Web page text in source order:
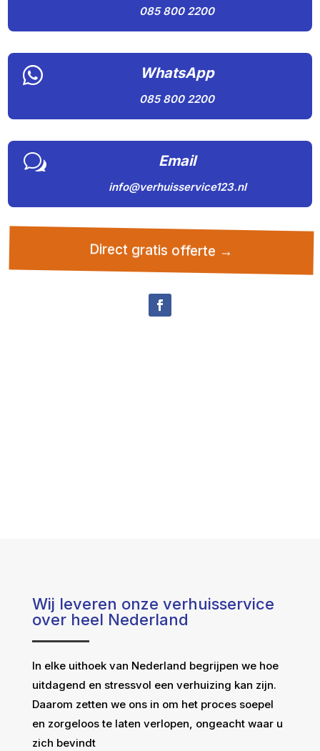
085 800 2200
 WhatsApp
085 800 2200
w Email
info@verhuisservice123.nl
Direct gratis offerte →
Wij leveren onze verhuisservice
over heel Nederland
In elke uithoek van Nederland begrijpen we hoe
uitdagend en stressvol een verhuizing kan zijn.
Daarom zetten we ons in om het proces soepel
en zorgeloos te laten verlopen, ongeacht waar u
zich bevindt